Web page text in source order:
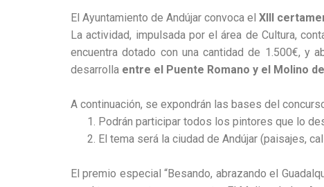
El Ayuntamiento de Andújar convoca el XIII
La actividad, impulsada por el área de Cultura,
encuentra dotado con una cantidad de 1.500€, y
desarrolla entre el Puente Romano y el Molino
A continuación, se expondrán las bases del
Podrán participar todos los pintores que lo
El tema será la ciudad de Andújar (paisajes,
El premio especial “Besando, abrazando el